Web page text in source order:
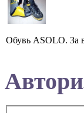
Обувь ASOLO. За